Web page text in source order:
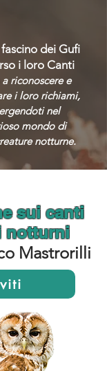
dei Gufi
i loro Canti
riconoscere e
i loro richiami,
nel
mondo di
notturne.
sui canti
notturni
Mastrorilli